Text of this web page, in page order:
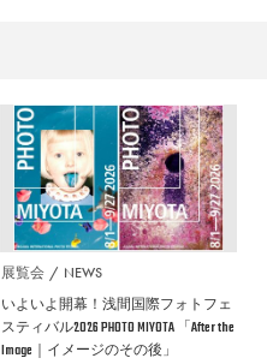
展覧会 NEWS
いよいよ開幕！浅間国際フォトフェ
スティバル2026 PHOTO MIYOTA 「After the
Image｜イメージのその後」